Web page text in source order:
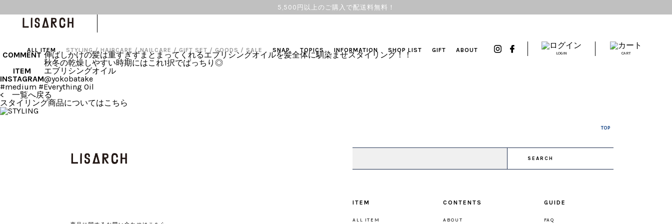
5,500円以上のご購入で配送料無料！
ALL ITEM STYLING/ HAIRCARE /NAILCARE / GIFT SET / GOODS / SALE SNAP TOPICS INFORMATION SHOP LIST GIFT ABOUT
LOGIN CART
COMMENT 伸ばしかけの髪は重すぎずまとまってくれるエブリシングオイルを髪全体に馴染ませスタイリング！！
秋冬の乾燥しやすい時期にはこれ1択でばっちり◎
ITEM
エブリシングオイル
INSTAGRAM@yokobatake
#medium #Everything Oil
< 一覧へ戻る
スタイリング商品についてはこちら
TOP
SEARCH
ITEM
ALL ITEM
CONTENTS
ABOUT
GUIDE
FAQ